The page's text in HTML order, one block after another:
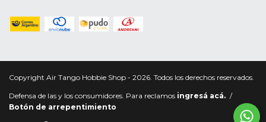
Copyright Air Tango Hobbie Shop - 2026. Todos los derechos reservados.
Defensa de las y los consumidores. Para reclamos ingresá acá. /
Botón de arrepentimiento